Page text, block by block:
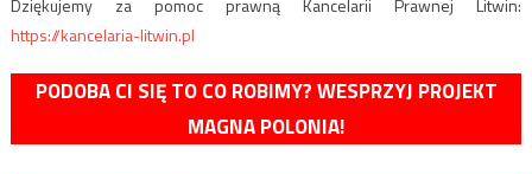
https://kancelaria-litwin.pl
PODOBA CI SIĘ TO CO ROBIMY? WESPRZYJ PROJEKT
MAGNA POLONIA!